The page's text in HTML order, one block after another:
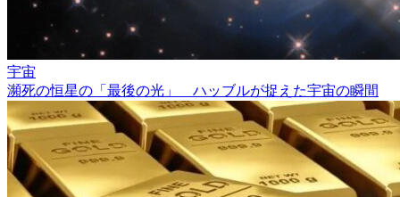
宇宙
瀕死の恒星の「最後の光」 ハッブルが捉えた宇宙の瞬間